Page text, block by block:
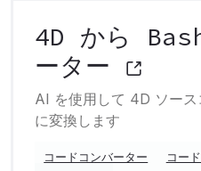
4D から
ーター
AI を使用して 4D ソー
に変換します
コードコンバーター コー